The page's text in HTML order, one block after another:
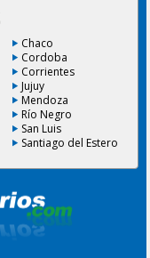
Chaco
Cordoba
Corrientes
Jujuy
Mendoza
Río Negro
San Luis
Santiago del Estero